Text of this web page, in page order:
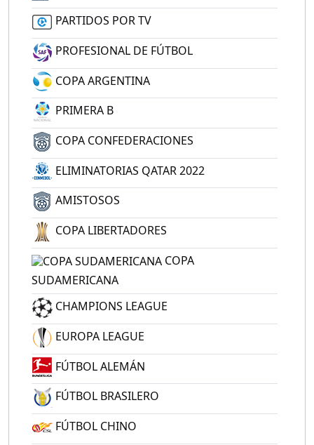
PARTIDOS POR TV
PROFESIONAL DE FÚTBOL
COPA ARGENTINA
PRIMERA B
COPA CONFEDERACIONES
ELIMINATORIAS QATAR 2022
AMISTOSOS
COPA LIBERTADORES
COPA
SUDAMERICANA
CHAMPIONS LEAGUE
EUROPA LEAGUE
FÚTBOL ALEMÁN
FÚTBOL BRASILERO
FÚTBOL CHINO